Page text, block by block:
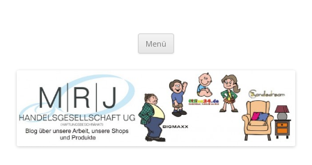
angebotene Produkte
Menü